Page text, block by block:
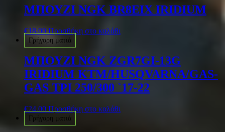
ΜΠΟΥΖΙ NGK BR8EIX IRIDIUM
€18.00 Προσθήκη στο καλάθι
Γρήγορη ματιά
ΜΠΟΥΖΙ NGK ZGR7GI-13G
IRIDIUM KTM/HUSQVARNA/GAS-
GAS TPI 250/300 `17-22
€24.00 Προσθήκη στο καλάθι
Γρήγορη ματιά